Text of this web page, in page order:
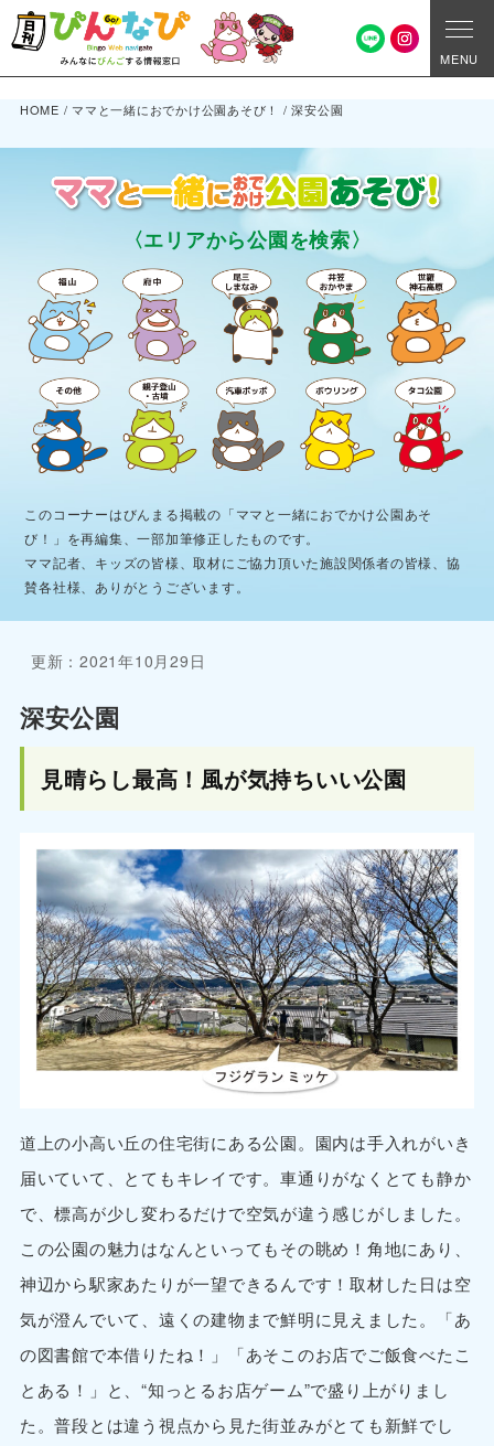
MENU
HOME / ママと一緒におでかけ公園あそび！ /深安公園
〈エリアから公園を検索〉
このコーナーはびんまる掲載の「ママと一緒におでかけ公園あそ
び！」を再編集、一部加筆修正したものです。
ママ記者、キッズの皆様、取材にご協力頂いた施設関係者の皆様、協
賛各社様、ありがとうございます。
更新：2021年10月29日
深安公園
見晴らし最高！風が気持ちいい公園
道上の小高い丘の住宅街にある公園。園内は手入れがいき
届いていて、とてもキレイです。車通りがなくとても静か
で、標高が少し変わるだけで空気が違う感じがしました。
この公園の魅力はなんといってもその眺め！角地にあり、
神辺から駅家あたりが一望できるんです！取材した日は空
気が澄んでいて、遠くの建物まで鮮明に見えました。「あ
の図書館で本借りたね！」「あそこのお店でご飯食べたこ
とある！」と、“知っとるお店ゲーム”で盛り上がりまし
た。普段とは違う視点から見た街並みがとても新鮮でし